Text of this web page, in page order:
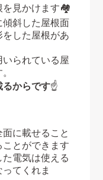
を見かけます🏘
傾斜した屋根面
した屋根があ
いられている屋
るからです☝
に載せること
とができます
電気は使える
てくれま